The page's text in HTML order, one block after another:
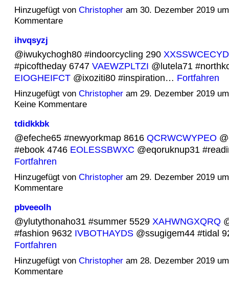
Hinzugefügt von Christopheram 30. Dezember 2019
Kommentare
ihvqsyzj
@iwukychogh80 #indoorcycling 290 XXSSWCECYD
#picoftheday 6747 VAEWZPLTZI @lutela71
EIOGHEIFCT@ixoziti80 #inspiration… Fortfahren
Hinzugefügt von Christopheram 29. Dezember 2019
Keine Kommentare
tdidkkbk
@efeche65 #newyorkmap 8616 QCRWCWYPEO
#ebook 4746 EOLESSBWXC @eqoruknup31
Fortfahren
Hinzugefügt von Christopheram 29. Dezember 2019
Kommentare
pbveeolh
@ylutythonaho31 #summer 5529 XAHWNGXQRQ
#fashion 9632 IVBOTHAYDS@ssugigem44 #tidal
Fortfahren
Hinzugefügt von Christopheram 28. Dezember 2019
Kommentare